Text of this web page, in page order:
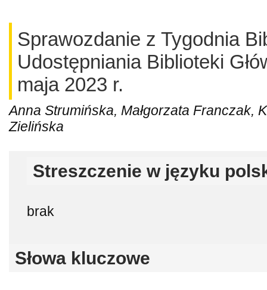
Sprawozdanie z Tygodnia
Udostępniania Biblioteki
maja 2023 r.
Anna Strumińska, Małgorzata Franczak,
Zielińska
Streszczenie w języku
brak
Słowa kluczowe